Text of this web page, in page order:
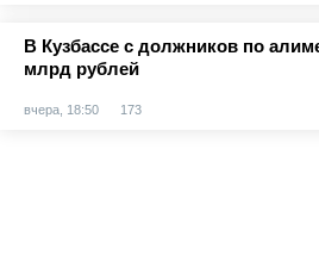
В Кузбассе с должников по
млрд рублей
вчера, 18:50 173